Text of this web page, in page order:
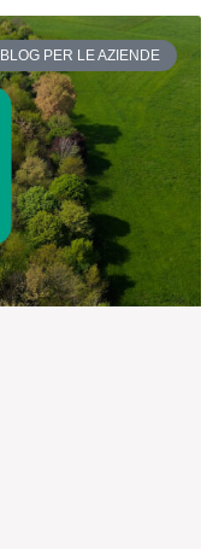
BLOG PER LE AZIENDE